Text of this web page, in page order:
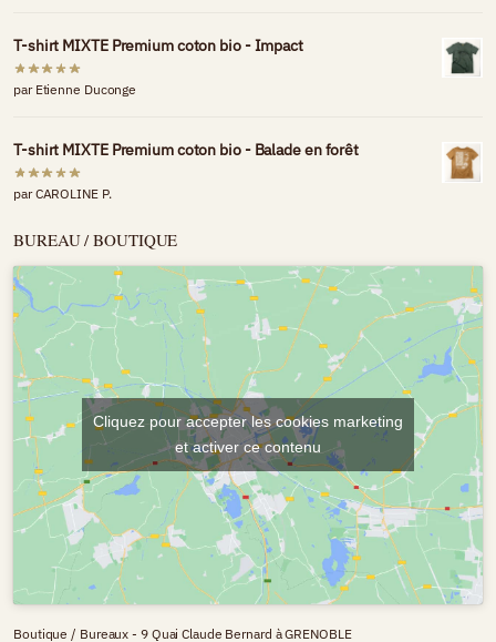
T-shirt MIXTE Premium coton bio - Impact
par Etienne Duconge
T-shirt MIXTE Premium coton bio - Balade en forêt
par CAROLINE P.
BUREAU / BOUTIQUE
Cliquez pour accepter les cookies marketing
et activer ce contenu
Boutique / Bureaux - 9 Quai Claude Bernard à GRENOBLE